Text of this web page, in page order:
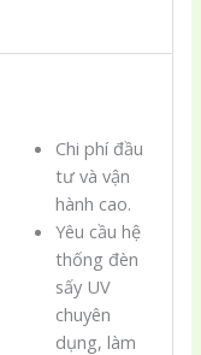
Chi phí đầu
tư và vận
hành cao.
Yêu cầu hệ
thống đèn
sấy UV
chuyên
dụng, làm